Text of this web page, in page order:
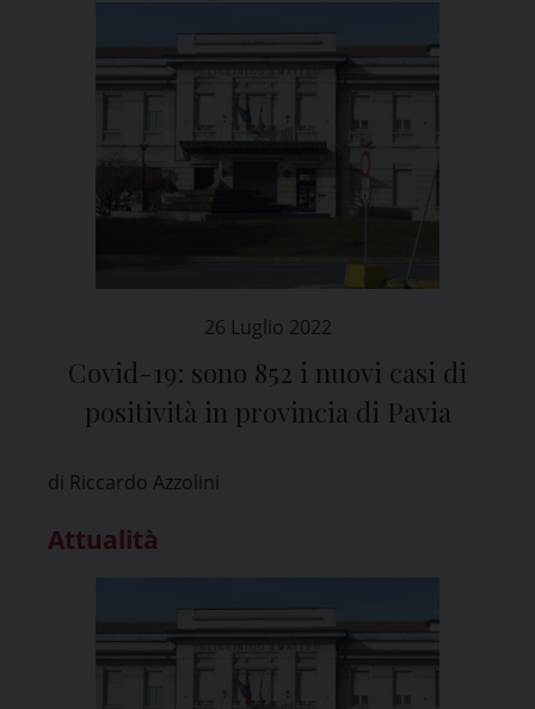
26 Luglio 2022
Covid-19: sono 852 i nuovi casi di
positività in provincia di Pavia
di Riccardo Azzolini
Attualità